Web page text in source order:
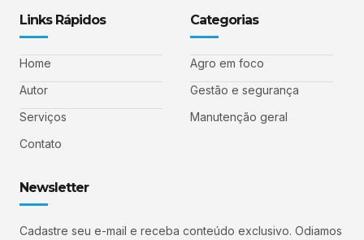
Links Rápidos
Home
Autor
Serviços
Contato
Categorias
Agro em foco
Gestão e segurança
Manutenção geral
Newsletter
Cadastre seu e-mail e receba conteúdo exclusivo. Odiamos